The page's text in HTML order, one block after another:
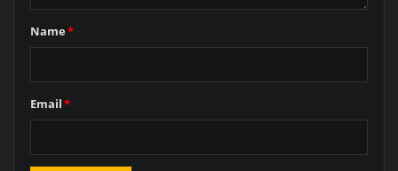
Name*
Email*